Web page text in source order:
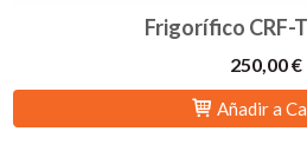
Frigorífico CRF-
250,00 €
Añadir a